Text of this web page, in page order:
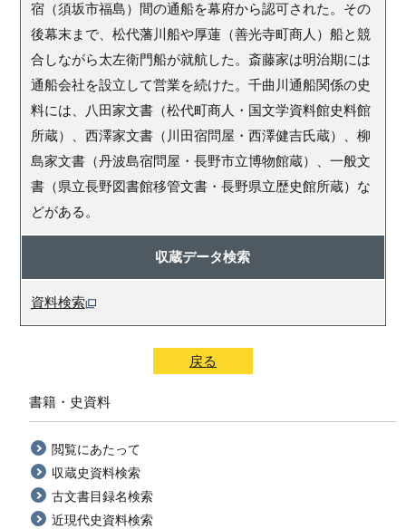
宿（須坂市福島）間の通船を幕府から認可された。その
後幕末まで、松代藩川船や厚蓮（善光寺町商人）船と競
合しながら太左衛門船が就航した。斎藤家は明治期には
通船会社を設立して営業を続けた。千曲川通船関係の史
料には、八田家文書（松代町商人・国文学資料館史料館
所蔵）、西澤家文書（川田宿問屋・西澤健吉氏蔵）、柳
島家文書（丹波島宿問屋・長野市立博物館蔵）、一般文
書（県立長野図書館移管文書・長野県立歴史館所蔵）な
どがある。
収蔵データ検索
資料検索
戻る
書籍・史資料
閲覧にあたって
収蔵史資料検索
古文書目録名検索
近現代史資料検索